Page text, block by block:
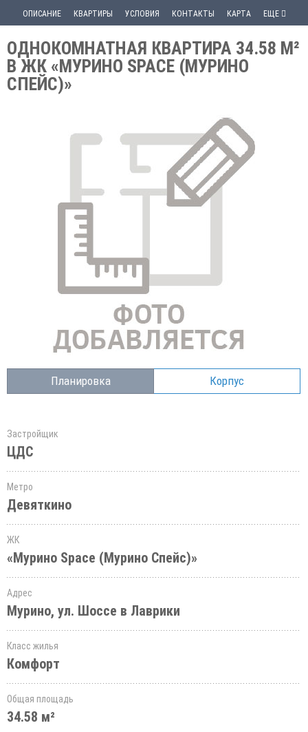
ОПИСАНИЕ КВАРТИРЫ УСЛОВИЯ КОНТАКТЫ КАРТА ЕЩЕ
ОДНОКОМНАТНАЯ КВАРТИРА 34.58 М²
В ЖК «МУРИНО SPACE (МУРИНО
СПЕЙС)»
Планировка Корпус
Застройщик
ЦДС
Метро
Девяткино
ЖК
«Мурино Space (Мурино Спейс)»
Адрес
Мурино, ул. Шоссе в Лаврики
Класс жилья
Комфорт
Общая площадь
34.58 м²